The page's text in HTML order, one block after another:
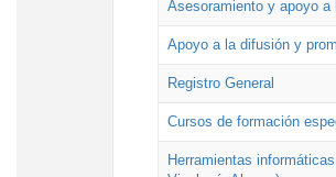
Asesoramiento y apoyo
Apoyo a la difusión y
Registro General
Cursos de formación
Herramientas